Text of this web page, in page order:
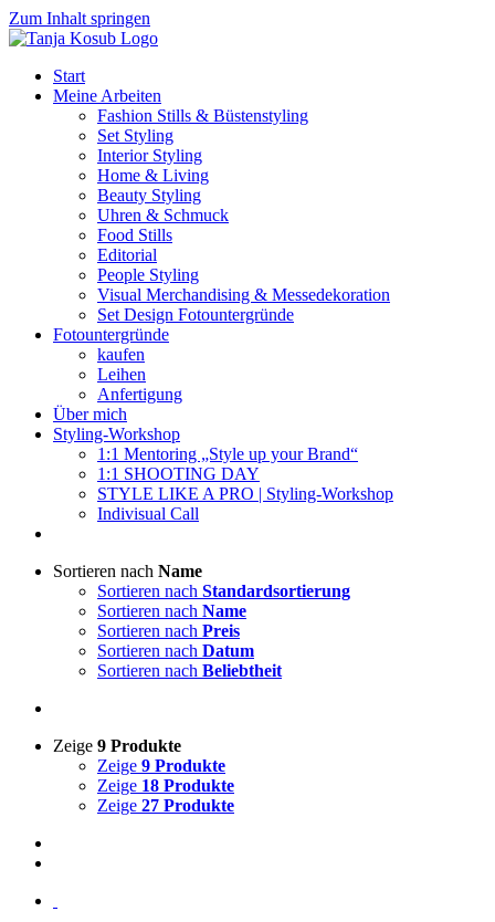
Zum Inhalt springen
Start
Meine Arbeiten
Fashion Stills & Büstenstyling
Set Styling
Interior Styling
Home & Living
Beauty Styling
Uhren & Schmuck
Food Stills
Editorial
People Styling
Visual Merchandising & Messedekoration
Set Design Fotountergründe
Fotountergründe
kaufen
Leihen
Anfertigung
Über mich
Styling-Workshop
1:1 Mentoring „Style up your Brand“
1:1 SHOOTING DAY
STYLE LIKE A PRO | Styling-Workshop
Indivisual Call
Sortieren nach Name
Sortieren nach Standardsortierung
Sortieren nach Name
Sortieren nach Preis
Sortieren nach Datum
Sortieren nach Beliebtheit
Zeige 9 Produkte
Zeige 9 Produkte
Zeige 18 Produkte
Zeige 27 Produkte